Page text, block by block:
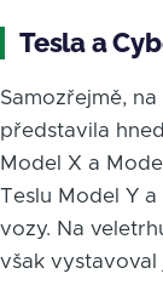
Tesla a
Samozřejmě,
představila
Model X a
Teslu Model Y
vozy. Na
však vystavoval